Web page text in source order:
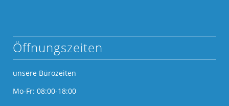
Öffnungszeiten
unsere Bürozeiten
Mo-Fr: 08:00-18:00